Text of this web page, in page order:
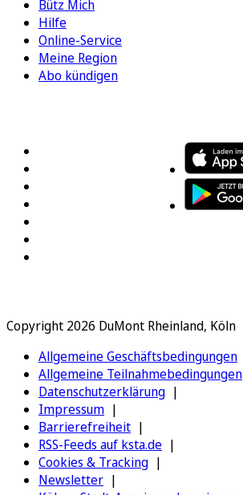
Bütz Mich
Hilfe
Online-Service
Meine Region
Abo kündigen
Copyright 2026 DuMont Rheinland, Köln
Allgemeine Geschäftsbedingungen
Allgemeine Teilnahmebedingungen
Datenschutzerklärung
Impressum
Barrierefreiheit
RSS-Feeds auf ksta.de
Cookies & Tracking
Newsletter